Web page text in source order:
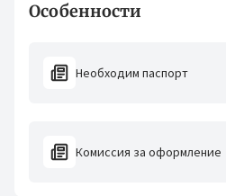
Особенности
Необходим паспорт
Комиссия за оформление